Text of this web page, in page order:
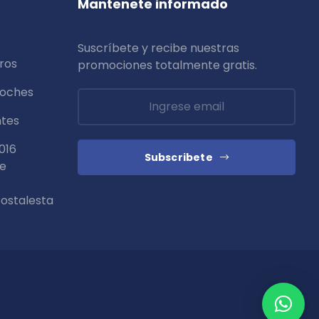
Mantenete informado
Suscríbete y recibe nuestras
promociones totalmente gratis.
Subscribete
Blog